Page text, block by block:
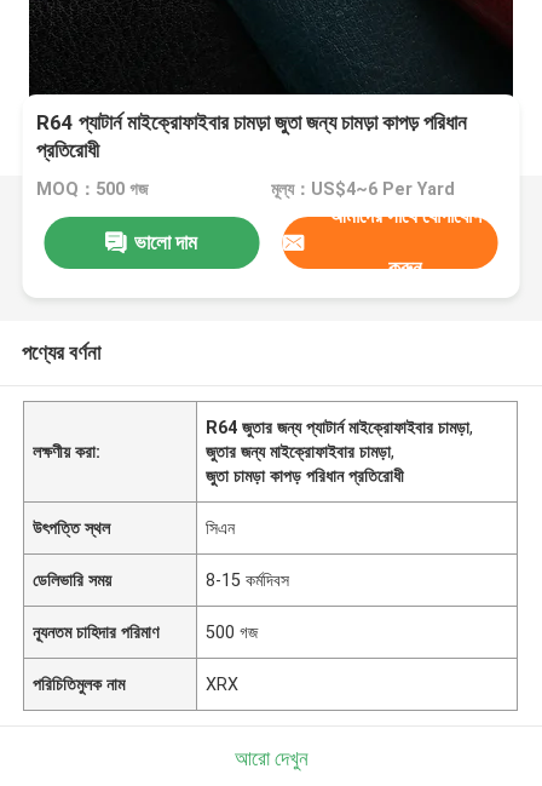
R64 প্যাটার্ন মাইক্রোফাইবার চামড়া জুতা জন্য চামড়া কাপড় পরিধান
প্রতিরোধী
MOQ：500 গজ মূল্য：US$4~6 Per Yard
ভালো দাম
আমাদের সাথে যোগাযোগ
করুন
পণ্যের বর্ণনা
লক্ষণীয় করা:
R64 জুতার জন্য প্যাটার্ন মাইক্রোফাইবার চামড়া,
জুতার জন্য মাইক্রোফাইবার চামড়া,
জুতা চামড়া কাপড় পরিধান প্রতিরোধী
উৎপত্তি স্থল সিএন
ডেলিভারি সময় 8-15 কর্মদিবস
ন্যূনতম চাহিদার পরিমাণ 500 গজ
পরিচিতিমুলক নাম XRX
আরো দেখুন